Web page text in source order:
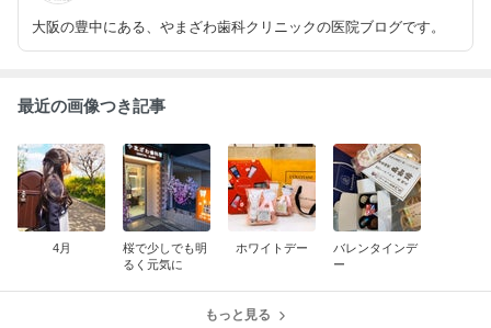
大阪の豊中にある、やまざわ歯科クリニックの医院ブログです。
最近の画像つき記事
4月
桜で少しでも明
るく元気に
ホワイトデー
バレンタインデ
ー
もっと見る